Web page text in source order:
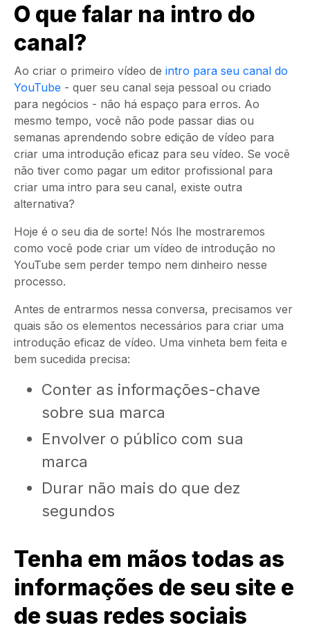
O que falar na intro do
canal?
Ao criar o primeiro vídeo de intro para seu canal do
YouTube - quer seu canal seja pessoal ou criado
para negócios - não há espaço para erros. Ao
mesmo tempo, você não pode passar dias ou
semanas aprendendo sobre edição de vídeo para
criar uma introdução eficaz para seu vídeo. Se você
não tiver como pagar um editor profissional para
criar uma intro para seu canal, existe outra
alternativa?
Hoje é o seu dia de sorte! Nós lhe mostraremos
como você pode criar um vídeo de introdução no
YouTube sem perder tempo nem dinheiro nesse
processo.
Antes de entrarmos nessa conversa, precisamos ver
quais são os elementos necessários para criar uma
introdução eficaz de vídeo. Uma vinheta bem feita e
bem sucedida precisa:
Conter as informações-chave
sobre sua marca
Envolver o público com sua
marca
Durar não mais do que dez
segundos
Tenha em mãos todas as
informações de seu site e
de suas redes sociais